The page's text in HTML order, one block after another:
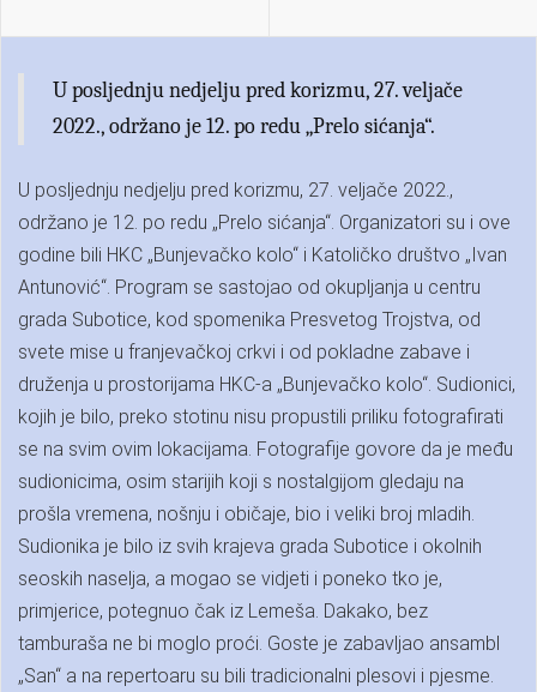
U posljednju nedjelju pred korizmu, 27. veljače
2022., održano je 12. po redu „Prelo sićanja“.
U posljednju nedjelju pred korizmu, 27. veljače 2022.,
održano je 12. po redu „Prelo sićanja“. Organizatori su i ove
godine bili HKC „Bunjevačko kolo“ i Katoličko društvo „Ivan
Antunović“. Program se sastojao od okupljanja u centru
grada Subotice, kod spomenika Presvetog Trojstva, od
svete mise u franjevačkoj crkvi i od pokladne zabave i
druženja u prostorijama HKC-a „Bunjevačko kolo“. Sudionici,
kojih je bilo, preko stotinu nisu propustili priliku fotografirati
se na svim ovim lokacijama. Fotografije govore da je među
sudionicima, osim starijih koji s nostalgijom gledaju na
prošla vremena, nošnju i običaje, bio i veliki broj mladih.
Sudionika je bilo iz svih krajeva grada Subotice i okolnih
seoskih naselja, a mogao se vidjeti i poneko tko je,
primjerice, potegnuo čak iz Lemeša. Dakako, bez
tamburaša ne bi moglo proći. Goste je zabavljao ansambl
„San“ a na repertoaru su bili tradicionalni plesovi i pjesme.